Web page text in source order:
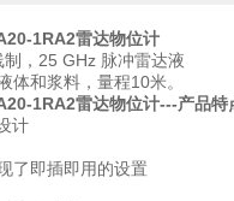
1RA2雷达物位计
，25 GHz 脉冲雷达液
体和浆料，量程10米。
1RA2雷达物位计---产品特
计
了即插即用的设置